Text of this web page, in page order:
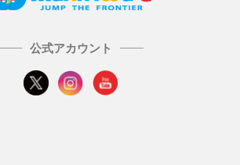
公式アカウント